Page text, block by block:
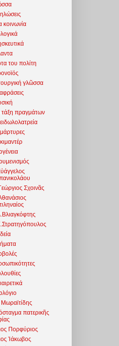
κοινωνία
του πολίτη
γλῶσσα
τάξη πραγμάτων
Σχοινᾶς
πατερικῆς
Πορφύριος
Ἰάκωβος